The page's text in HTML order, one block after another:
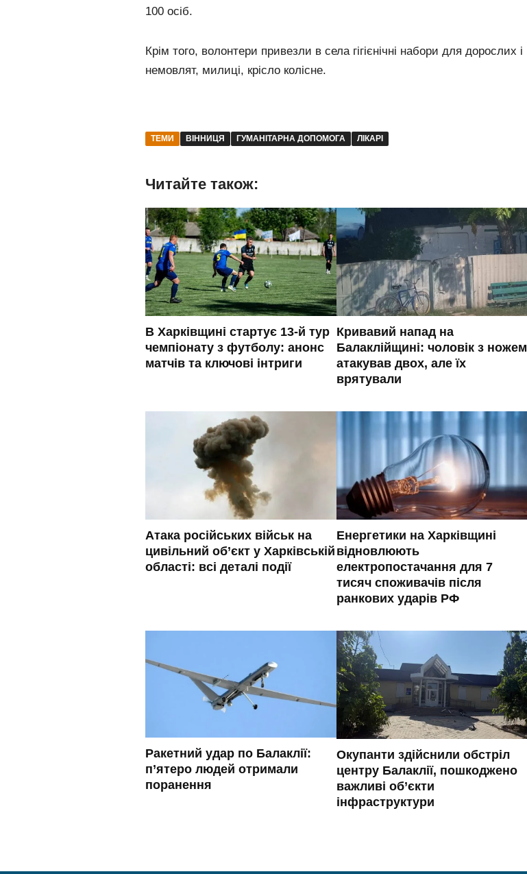
100 осіб.
Крім того, волонтери привезли в села гігієнічні набори для дорослих і
немовлят, милиці, крісло колісне.
ТЕМИ ВІННИЦЯ ГУМАНІТАРНА ДОПОМОГА ЛІКАРІ
Читайте також:
В Харківщині стартує 13-й тур
чемпіонату з футболу: анонс
матчів та ключові інтриги
Кривавий напад на
Балаклійщині: чоловік з ножем
атакував двох, але їх
врятували
Атака російських військ на
цивільний об’єкт у Харківській
області: всі деталі події
Енергетики на Харківщині
відновлюють
електропостачання для 7
тисяч споживачів після
ранкових ударів РФ
Ракетний удар по Балаклії:
п’ятеро людей отримали
поранення
Окупанти здійснили обстріл
центру Балаклії, пошкоджено
важливі об’єкти
інфраструктури